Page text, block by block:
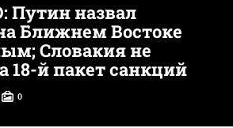
Путин назвал
Ближнем Востоке
Словакия не
18-й пакет санкций
0